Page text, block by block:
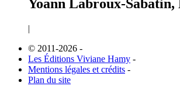
Yoann Labroux-Sabatin,
|
© 2011-2026 -
Les Éditions Viviane Hamy -
Mentions légales et crédits -
Plan du site